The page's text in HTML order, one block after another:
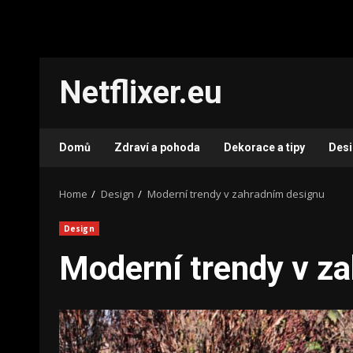
content
Netflixer.eu
Domů Zdraví a pohoda Dekorace a tipy
Home Design Moderní trendy v zahradním designu
Design
Moderní trendy v